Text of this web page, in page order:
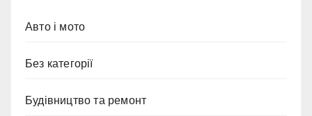
Авто і мото
Без категорії
Будівництво та ремонт